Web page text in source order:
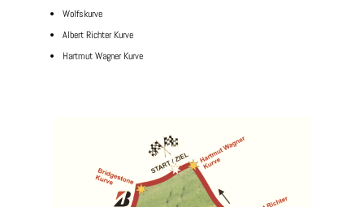
Wolfskurve
Albert Richter Kurve
Hartmut Wagner Kurve